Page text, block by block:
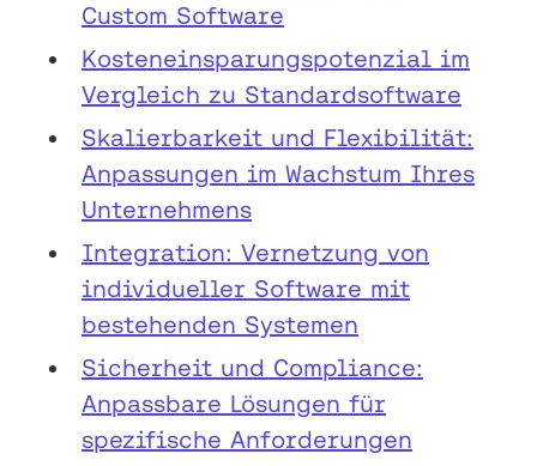
Custom Software
Kosteneinsparungspotenzial im
Vergleich zu Standardsoftware
Skalierbarkeit und Flexibilität:
Anpassungen im Wachstum Ihres
Unternehmens
Integration: Vernetzung von
individueller Software mit
bestehenden Systemen
Sicherheit und Compliance:
Anpassbare Lösungen für
spezifische Anforderungen